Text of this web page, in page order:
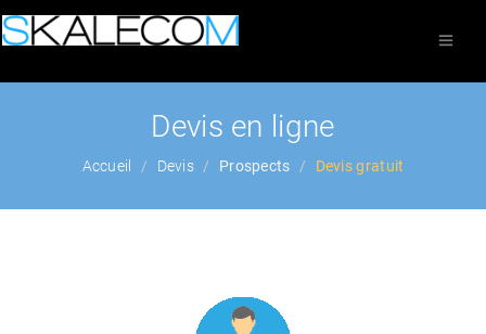
Devis en ligne
Accueil Devis Prospects Devis gratuit